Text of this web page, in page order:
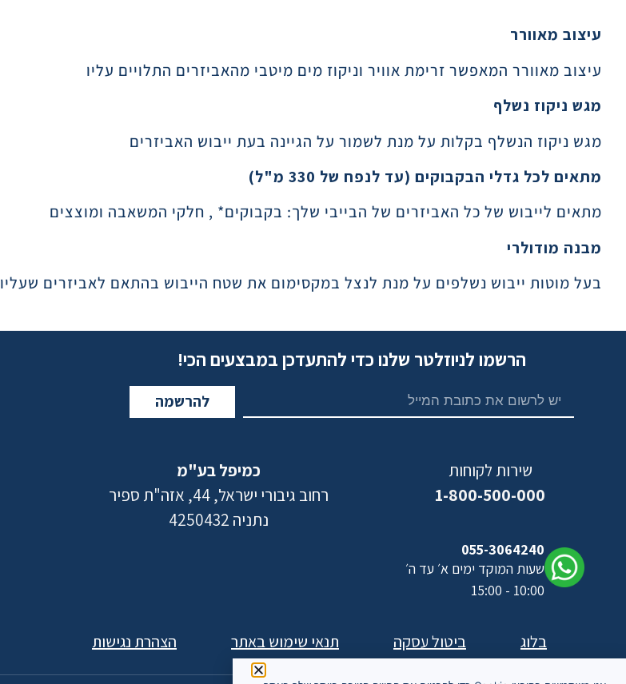
עיצוב מאוורר
עיצוב מאוורר המאפשר זרימת אוויר וניקוז מים מיטבי מהאביזרים התלויים עליו
מגש ניקוז נשלף
מגש ניקוז הנשלף בקלות על מנת לשמור על הגיינה בעת ייבוש האביזרים
מתאים לכל גדלי הבקבוקים (עד לנפח של 330 מ"ל)
מתאים לייבוש של כל האביזרים של הבייבי שלך: בקבוקים* , חלקי המשאבה ומוצצים
מבנה מודולרי
בעל מוטות ייבוש נשלפים על מנת לנצל במקסימום את שטח הייבוש בהתאם לאביזרים שעליו
הרשמו לניוזלטר שלנו כדי להתעדכן במבצעים הכי!
להרשמה
שירות לקוחות
1-800-500-000
055-3064240
שעות המוקד ימים א׳ עד ה׳
10:00 - 15:00
כמיפל בע"מ
רחוב גיבורי ישראל, 44, אזה"ת ספיר
נתניה 4250432
בלוג ביטול עסקה תנאי שימוש באתר הצהרת נגישות